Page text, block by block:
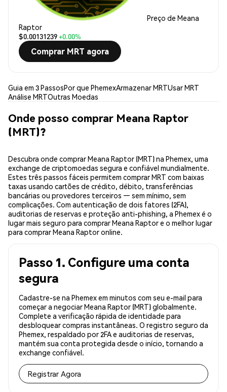
Preço de Meana
Raptor
$0.00131239+0.00%
Comprar MRT agora
Guia em 3 PassosPor que PhemexArmazenar MRTUsar MRT
Análise MRTOutras Moedas
Onde posso comprar Meana Raptor
(MRT)?
Descubra onde comprar Meana Raptor (MRT) na Phemex, uma
exchange de criptomoedas segura e confiável mundialmente.
Estes três passos fáceis permitem comprar MRT com baixas
taxas usando cartões de crédito, débito, transferências
bancárias ou provedores terceiros — sem mínimo, sem
complicações. Com autenticação de dois fatores (2FA),
auditorias de reservas e proteção anti-phishing, a Phemex é o
lugar mais seguro para comprar Meana Raptor e o melhor lugar
para comprar Meana Raptor online.
Passo 1. Configure uma conta
segura
Cadastre-se na Phemex em minutos com seu e-mail para
começar a negociar Meana Raptor (MRT) globalmente.
Complete a verificação rápida de identidade para
desbloquear compras instantâneas. O registro seguro da
Phemex, respaldado por 2FA e auditorias de reservas,
mantém sua conta protegida desde o início, tornando a
exchange confiável.
Registrar Agora